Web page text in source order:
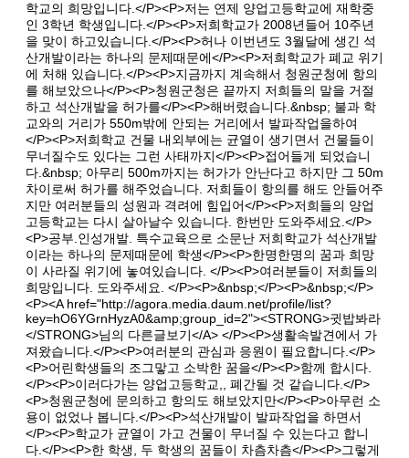
학교의 희망입니다.</P><P>저는 연제 양업고등학교에 재학중
인 3학년 학생입니다.</P><P>저희학교가 2008년들어 10주년
을 맞이 하고있습니다.</P><P>허나 이번년도 3월달에 생긴 석
산개발이라는 하나의 문제때문에</P><P>저희학교가 폐교 위기
에 처해 있습니다.</P><P>지금까지 계속해서 청원군청에 항의
를 해보았으나</P><P>청원군청은 끝까지 저희들의 말을 거절
하고 석산개발을 허가를</P><P>해버렸습니다.&nbsp; 불과 학
교와의 거리가 550m밖에 안되는 거리에서 발파작업을하여
</P><P>저희학교 건물 내외부에는 균열이 생기면서 건물들이
무너질수도 있다는 그런 사태까지</P><P>접어들게 되었습니
다.&nbsp; 아무리 500m까지는 허가가 안난다고 하지만 그 50m
차이로써 허가를 해주었습니다. 저희들이 항의를 해도 안들어주
지만 여러분들의 성원과 격려에 힘입어</P><P>저희들의 양업
고등학교는 다시 살아날수 있습니다. 한번만 도와주세요.</P>
<P>공부.인성개발. 특수교육으로 소문난 저희학교가 석산개발
이라는 하나의 문제때문에 학생</P><P>한명한명의 꿈과 희망
이 사라질 위기에 놓여있습니다. </P><P>여러분들이 저희들의
희망입니다. 도와주세요. </P><P>&nbsp;</P><P>&nbsp;</P>
<P><A href="http://agora.media.daum.net/profile/list?
key=hO6YGrnHyzA0&amp;group_id=2"><STRONG>귓밥봐라
</STRONG>님의 다른글보기</A> </P><P>생활속발견에서 가
져왔습니다.</P><P>여러분의 관심과 응원이 필요합니다.</P>
<P>어린학생들의 조그맣고 소박한 꿈을</P><P>함께 합시다.
</P><P>이러다가는 양업고등학교,, 폐간될 것 같습니다.</P>
<P>청원군청에 문의하고 항의도 해보았지만</P><P>아무런 소
용이 없었나 봅니다.</P><P>석산개발이 발파작업을 하면서
</P><P>학교가 균열이 가고 건물이 무너질 수 있는다고 합니
다.</P><P>한 학생, 두 학생의 꿈들이 차츰차츰</P><P>그렇게